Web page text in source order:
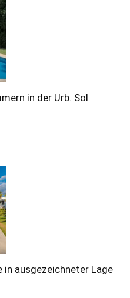
in der Urb. Sol
in ausgezeichneter Lage